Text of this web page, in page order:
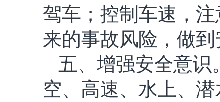
驾车；控制车速，
来的事故风险，做
五、增强安全意识
空、高速、水上、